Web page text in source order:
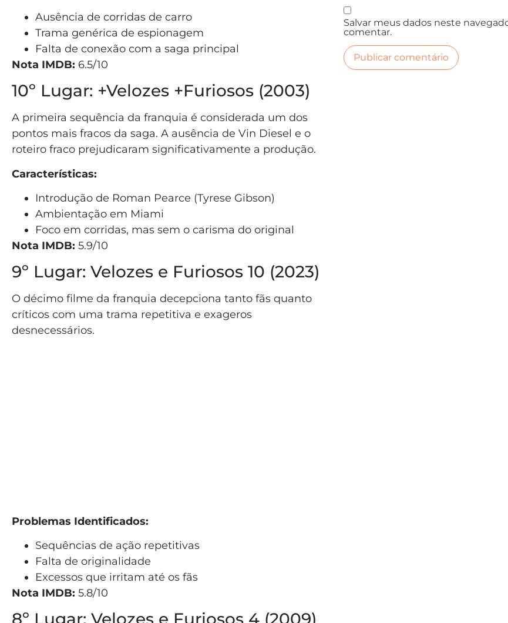
Ausência de corridas de carro
Trama genérica de espionagem
Falta de conexão com a saga principal
Nota IMDB: 6.5/10
10º Lugar: +Velozes +Furiosos (2003)
A primeira sequência da franquia é considerada um dos
pontos mais fracos da saga. A ausência de Vin Diesel e o
roteiro fraco prejudicaram significativamente a produção.
Características:
Introdução de Roman Pearce (Tyrese Gibson)
Ambientação em Miami
Foco em corridas, mas sem o carisma do original
Nota IMDB: 5.9/10
9º Lugar: Velozes e Furiosos 10 (2023)
O décimo filme da franquia decepciona tanto fãs quanto
críticos com uma trama repetitiva e exageros
desnecessários.
Problemas Identificados:
Sequências de ação repetitivas
Falta de originalidade
Excessos que irritam até os fãs
Nota IMDB: 5.8/10
Salvar meus dados neste
comentar.